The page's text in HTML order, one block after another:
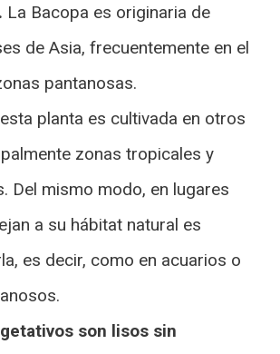
La Bacopa es originaria de
de Asia, frecuentemente en el
pantanosas.
planta es cultivada en otros
zonas tropicales y
Del mismo modo, en lugares
a su hábitat natural es
es decir, como en acuarios o
son lisos sin